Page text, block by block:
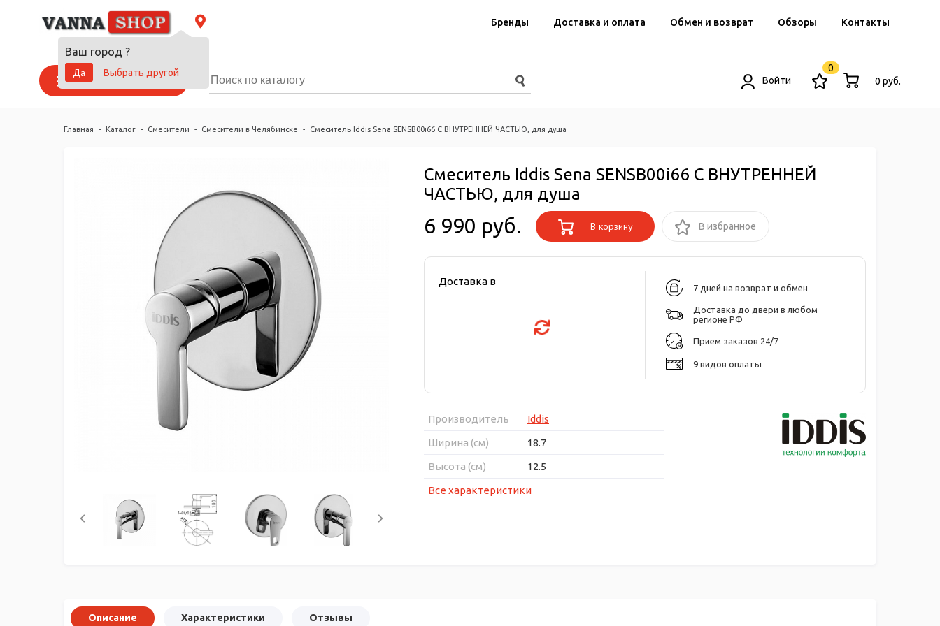
Ваш город ?
Да
Выбрать другой
Бренды Доставка и оплата Обмен и возврат Обзоры Контакты
Каталог товаров Войти
0
0 руб.
Главная - Каталог - Смесители - Смесители в Челябинске - Смеситель Iddis Sena SENSB00i66 С ВНУТРЕННЕЙ ЧАСТЬЮ, для душа
Смеситель Iddis Sena SENSB00i66 С ВНУТРЕННЕЙ
ЧАСТЬЮ, для душа
6 990 руб. В корзину В избранное
Доставка в
7 дней на возврат и обмен
Доставка до двери в любом
регионе РФ
Прием заказов 24/7
9 видов оплаты
Производитель
Iddis
Ширина (см)
18.7
Высота (см)
12.5
Все характеристики
Описание Характеристики Отзывы